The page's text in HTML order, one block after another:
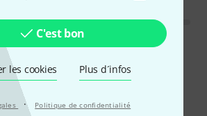
C'est bon
les cookies Plus d´infos
· Politique de confidentialité